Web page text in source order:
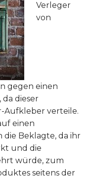
Verleger
von
gegen einen
dieser
Aufkleber verteile.
einen
Beklagte, da ihr
und die
würde, zum
seitens der